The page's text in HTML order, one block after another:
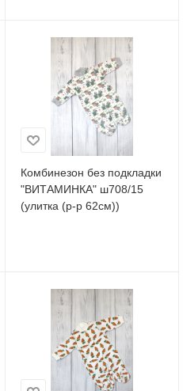
Комбинезон без подкладки
"ВИТАМИНКА" ш708/15
(улитка (р-р 62см))